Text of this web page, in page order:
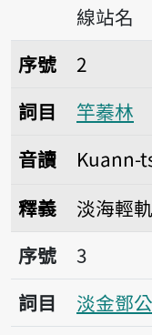
線站名
序號2竿蓁林
序號
2
詞目
竿蓁林
音讀
Kuann-
釋義
淡海輕
序號3淡金鄧公
序號
3
詞目
淡金鄧公